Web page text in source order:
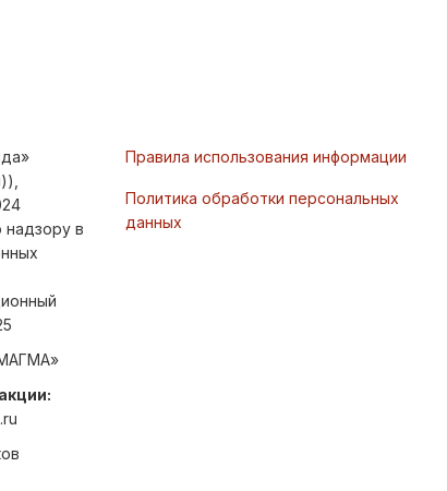
в
Правила использования информации
Политика обработки персональных
данных